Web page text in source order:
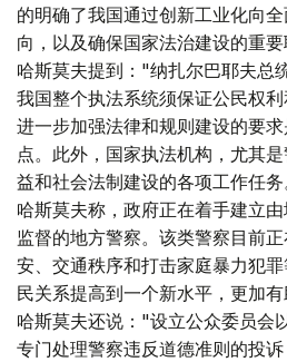
的明确了我国通过创新工业化向
向，以及确保国家法治建设的重要
哈斯莫夫提到："纳扎尔巴耶夫总
我国整个执法系统须保证公民权
进一步加强法律和规则建设的要
点。此外，国家执法机构，尤其
益和社会法制建设的各项工作任
哈斯莫夫称，政府正在着手建立
监督的地方警察。该类警察目前
安、交通秩序和打击家庭暴力犯
民关系提高到一个新水平，更加有
哈斯莫夫还说："设立公众委员会
专门处理警察违反道德准则的投